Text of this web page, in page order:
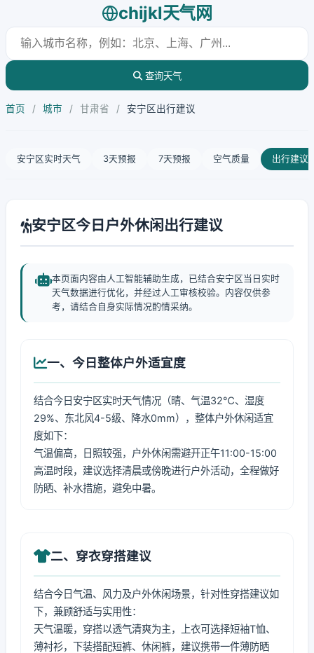
chijkl天气网
查询天气
首页 / 城市 / 甘肃省 / 安宁区出行建议
安宁区实时天气 3天预报 7天预报 空气质量 出行建议
安宁区今日户外休闲出行建议
本页面内容由人工智能辅助生成，已结合安宁区当日实时
天气数据进行优化，并经过人工审核校验。内容仅供参
考，请结合自身实际情况酌情采纳。
一、今日整体户外适宜度
结合今日安宁区实时天气情况（晴、气温32℃、湿度
29%、东北风4-5级、降水0mm），整体户外休闲适宜
度如下：
气温偏高，日照较强，户外休闲需避开正午11:00-15:00
高温时段，建议选择清晨或傍晚进行户外活动，全程做好
防晒、补水措施，避免中暑。
二、穿衣穿搭建议
结合今日气温、风力及户外休闲场景，针对性穿搭建议如
下，兼顾舒适与实用性：
天气温暖，穿搭以透气清爽为主，上衣可选择短袖T恤、
薄衬衫，下装搭配短裤、休闲裤，建议携带一件薄防晒